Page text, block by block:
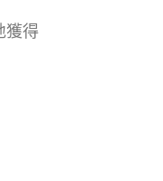
獲得
覽。